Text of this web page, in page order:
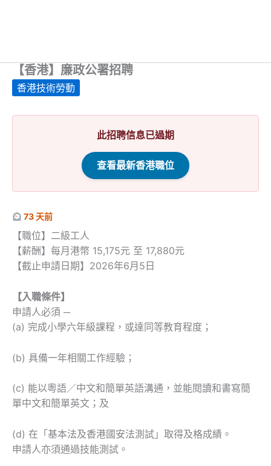
【香港】廉政公署招聘
香港技術勞動
此招聘信息已過期
查看最新香港職位
73 天前
【職位】二級工人
【薪酬】每月港幣 15,175元 至 17,880元
【截止申請日期】2026年6月5日
【入職條件】
申請人必須 ─
(a) 完成小學六年級課程，或達同等教育程度；
(b) 具備一年相關工作經驗；
(c) 能以粵語／中文和簡單英語溝通，並能閱讀和書寫簡
單中文和簡單英文；及
(d) 在「基本法及香港國安法測試」取得及格成績。
申請人亦須通過技能測試。